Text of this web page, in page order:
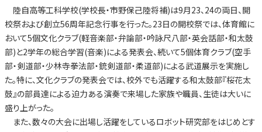
陸自高等工科学校(学校長・市野保己陸将補)は9月23、24の両日、開
校祭および創立56周年記念行事を行った。23日の開校祭では、体育館に
おいて5個文化クラブ(軽音楽部・弁論部・吟詠尺八部・英会話部・和太鼓
部)と2学年の総合学習(音楽)による発表会、続いて5個体育クラブ(空手
部・剣道部・少林寺拳法部・銃剣道部・柔道部)による武道展示を実施し
た。特に、文化クラブの発表会では、校外でも活躍する和太鼓部『桜花太
鼓』の部員達による迫力ある演奏で来場した家族や職員、生徒は大いに
盛り上がった。
また、数々の大会に出場し活躍をしているロボット研究部をはじめとす